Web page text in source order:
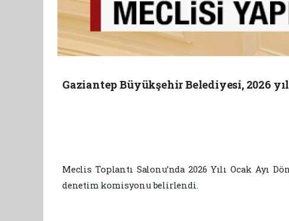
Gaziantep Büyükşehir Belediyesi, 2026
Meclis Toplantı Salonu’nda 2026 Yılı Ocak Ayı
denetim komisyonu belirlendi.